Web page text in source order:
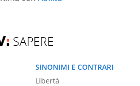
SAPERE
SINONIMI E CONTRARI
Libertà